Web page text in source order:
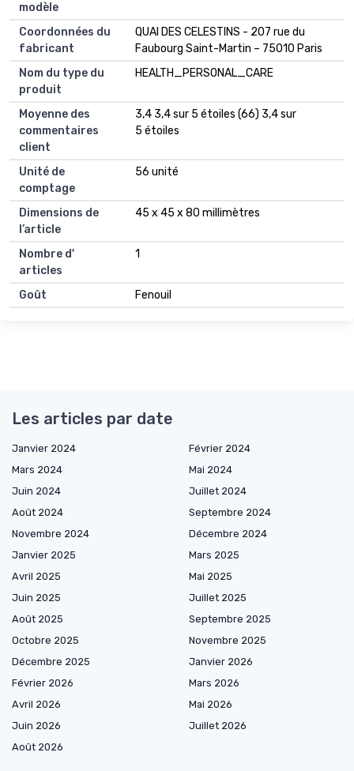
modèle
Coordonnées du
fabricant
QUAI DES CELESTINS - 207 rue du
Faubourg Saint-Martin – 75010 Paris
Nom du type du
produit
HEALTH_PERSONAL_CARE
Moyenne des
commentaires
client
3,4 3,4 sur 5 étoiles (66) 3,4 sur
5 étoiles
Unité de
comptage
56 unité
Dimensions de
l’article
45 x 45 x 80 millimètres
Nombre d'
articles
1
Goût Fenouil
Les articles par date
Janvier 2024
Février 2024
Mars 2024
Mai 2024
Juin 2024
Juillet 2024
Août 2024
Septembre 2024
Novembre 2024
Décembre 2024
Janvier 2025
Mars 2025
Avril 2025
Mai 2025
Juin 2025
Juillet 2025
Août 2025
Septembre 2025
Octobre 2025
Novembre 2025
Décembre 2025
Janvier 2026
Février 2026
Mars 2026
Avril 2026
Mai 2026
Juin 2026
Juillet 2026
Août 2026